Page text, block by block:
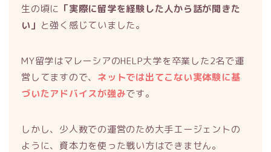
生の頃に 「実際に留学を経験した人から話が聞きた
い」 と強く感じていました。
MY留学はマレーシアのHELP大学を卒業した2名で運
営してますので、 ネットでは出てこない実体験に基
づいたアドバイスが強みです。
しかし、少人数での運営のため大手エージェントの
ように、資本力を使った戦い方はできません。